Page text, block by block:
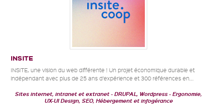
INSITE
INSITE, une vision du web différente ! Un projet économique durable et
indépendant avec plus de 25 ans d’expérience et 300 références en...
Sites internet, intranet et extranet DRUPAL, Wordpress
Ergonomie,
UX-UI Design, SEO, Hébergement et infogérance